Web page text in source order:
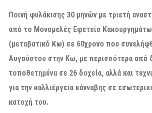
Ποινή φυλάκισης 30 μηνών με τριετή
από το Μονομελές Εφετείο
(μεταβατικό Κω) σε 60χρονο που
Αυγούστου στην Κω, με περισσότερα από
τοποθετημένα σε 26 δοχεία, αλλά και
για την καλλιέργεια κάνναβης σε
κατοχή του.